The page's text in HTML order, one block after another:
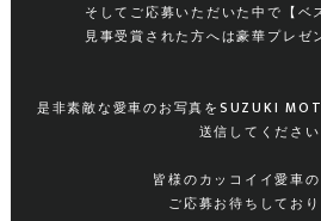
そしてご応募いただいた中で【ベ
見事受賞された方へは豪華プレゼ
是非素敵な愛車のお写真をSUZUKI
送信してくださ
皆様のカッコイイ愛車
ご応募お待ちしてお